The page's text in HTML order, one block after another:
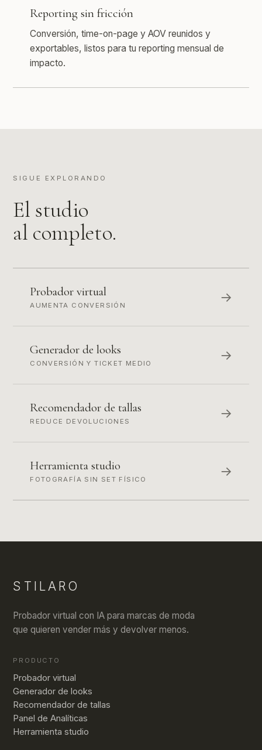
Reporting sin fricción
Conversión, time-on-page y AOV reunidos y
exportables, listos para tu reporting mensual de
impacto.
SIGUE EXPLORANDO
El studio
al completo.
Probador virtual
AUMENTA CONVERSIÓN
→
Generador de looks
CONVERSIÓN Y TICKET MEDIO
→
Recomendador de tallas
REDUCE DEVOLUCIONES
→
Herramienta studio
FOTOGRAFÍA SIN SET FÍSICO
→
STILARO
Probador virtual con IA para marcas de moda
que quieren vender más y devolver menos.
PRODUCTO
Probador virtual
Generador de looks
Recomendador de tallas
Panel de Analíticas
Herramienta studio